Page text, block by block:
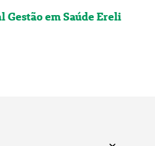
Gestão em Saúde Ereli